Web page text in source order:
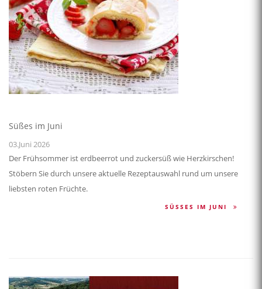
Süßes im Juni
03.Juni 2026
Der Frühsommer ist erdbeerrot und zuckersüß wie Herzkirschen!
Stöbern Sie durch unsere aktuelle Rezeptauswahl rund um unsere
liebsten roten Früchte.
SÜSSES IM JUNI